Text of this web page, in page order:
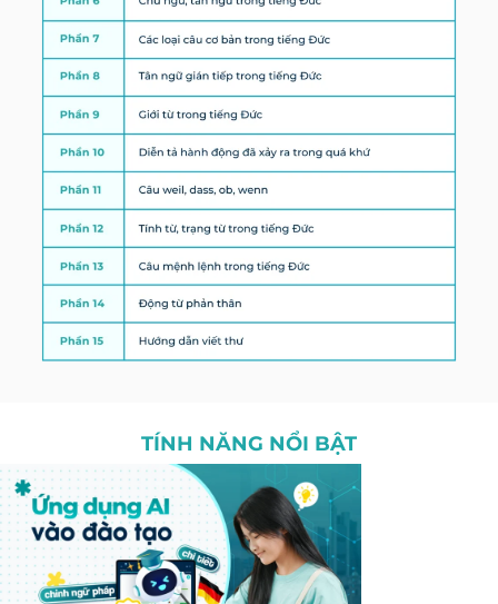
TÍNH NĂNG NỔI BẬT